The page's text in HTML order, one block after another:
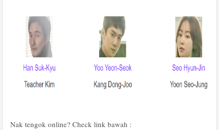
Nak tengok online? Check link bawah :